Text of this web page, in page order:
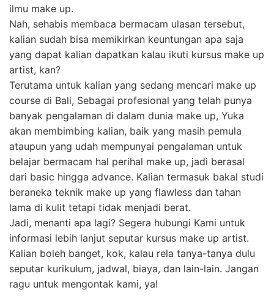
ilmu make up.
Nah, sehabis membaca bermacam ulasan tersebut,
kalian sudah bisa memikirkan keuntungan apa saja
yang dapat kalian dapatkan kalau ikuti kursus make up
artist, kan?
Terutama untuk kalian yang sedang mencari make up
course di Bali, Sebagai profesional yang telah punya
banyak pengalaman di dalam dunia make up, Yuka
akan membimbing kalian, baik yang masih pemula
ataupun yang udah mempunyai pengalaman untuk
belajar bermacam hal perihal make up, jadi berasal
dari basic hingga advance. Kalian termasuk bakal studi
beraneka teknik make up yang flawless dan tahan
lama di kulit tetapi tidak menjadi berat.
Jadi, menanti apa lagi? Segera hubungi Kami untuk
informasi lebih lanjut seputar kursus make up artist.
Kalian boleh banget, kok, kalau rela tanya-tanya dulu
seputar kurikulum, jadwal, biaya, dan lain-lain. Jangan
ragu untuk mengontak kami, ya!